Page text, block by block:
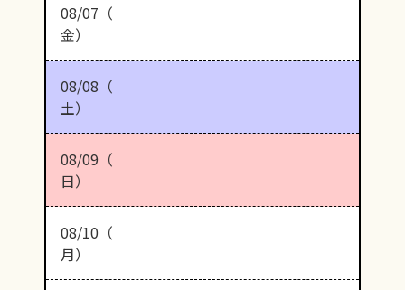
08/07（
金）
08/08（
土）
08/09（
日）
08/10（
月）